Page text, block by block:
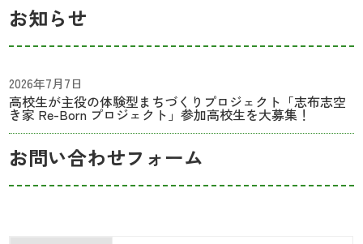
お知らせ
高校生が主役の体験型まちづくりプロジェクト「志布志空
き家 Re-Born プロジェクト」参加高校生を大募集！
2026年7月7日
お問い合わせフォーム